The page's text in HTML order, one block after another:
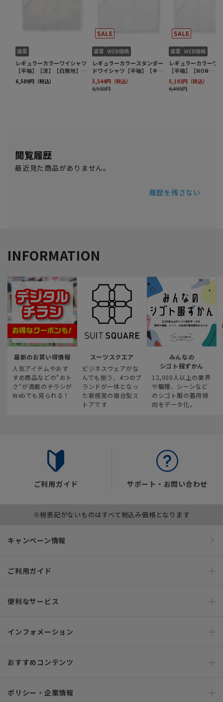
閲覧履歴
最近見た商品がありません。
履歴を残さない
INFORMATION
最新のお買い得情報
人気アイテムやおす
すめ商品などの“おト
ク“が満載のチラシが
Webでも見られる！
スーツスクエア
ビジネスウェアがな
んでも揃う、4つのブ
ランドが一体となっ
た新感覚の複合型ス
トアです
みんなの
シゴト服ずかん
12,000人以上の業界
や職種、シーンなど
のシゴト服の着用傾
向をデータ化。
ご利用ガイド サポート・お問い合わせ
※税表記がないものはすべて税込み価格となります
キャンペーン情報
ご利用ガイド
便利なサービス
インフォメーション
おすすめコンテンツ
ポリシー・企業情報